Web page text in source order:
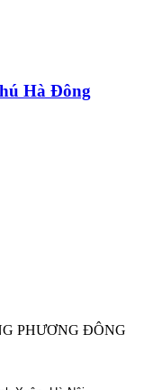
Hà Đông
PHƯƠNG ĐÔNG